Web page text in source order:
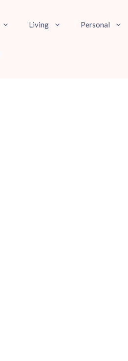
Living Personal